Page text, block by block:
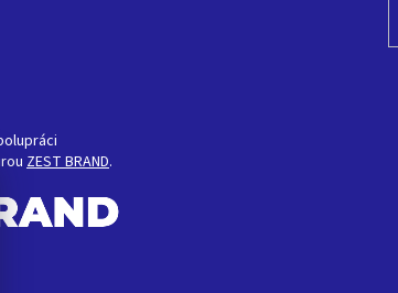
ZEST BRAND.